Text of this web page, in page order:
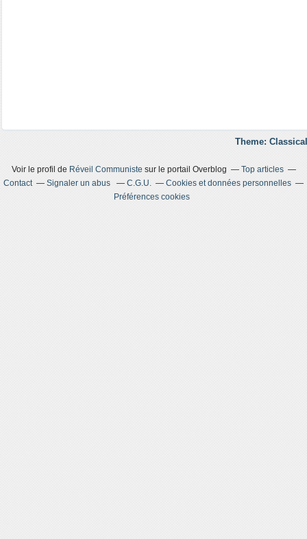
Theme:
Voir le profil de Réveil Communiste sur le portail Overblog
Top articles
Contact
Signaler un abus C.G.U.
Cookies et données personnelles
Préférences cookies